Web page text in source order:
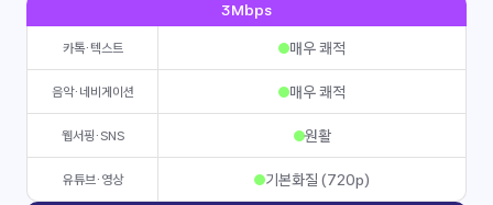
3Mbps
카톡·텍스트 매우 쾌적
음악·네비게이션 매우 쾌적
웹서핑·SNS 원활
유튜브·영상 기본화질 (720p)